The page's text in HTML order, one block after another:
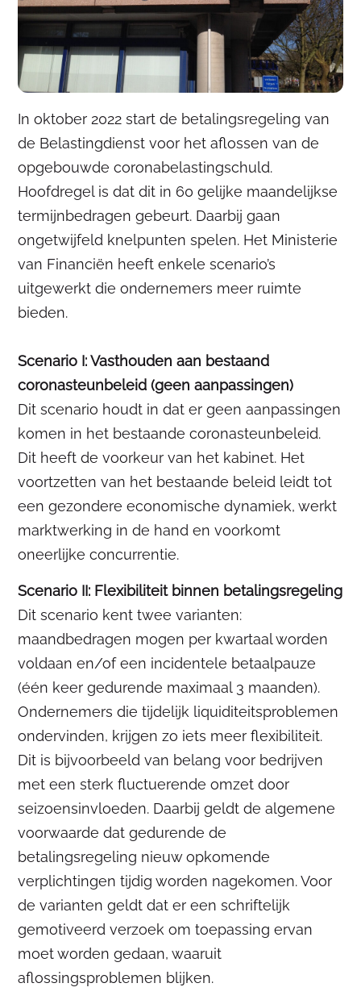
In oktober 2022 start de betalingsregeling van
de Belastingdienst voor het aflossen van de
opgebouwde coronabelastingschuld.
Hoofdregel is dat dit in 60 gelijke maandelijkse
termijnbedragen gebeurt. Daarbij gaan
ongetwijfeld knelpunten spelen. Het Ministerie
van Financiën heeft enkele scenario’s
uitgewerkt die ondernemers meer ruimte
bieden.
Scenario I: Vasthouden aan bestaand
coronasteunbeleid (geen aanpassingen)
Dit scenario houdt in dat er geen aanpassingen
komen in het bestaande coronasteunbeleid.
Dit heeft de voorkeur van het kabinet. Het
voortzetten van het bestaande beleid leidt tot
een gezondere economische dynamiek, werkt
marktwerking in de hand en voorkomt
oneerlijke concurrentie.
Scenario II: Flexibiliteit binnen betalingsregeling
Dit scenario kent twee varianten:
maandbedragen mogen per kwartaal worden
voldaan en/of een incidentele betaalpauze
(één keer gedurende maximaal 3 maanden).
Ondernemers die tijdelijk liquiditeitsproblemen
ondervinden, krijgen zo iets meer flexibiliteit.
Dit is bijvoorbeeld van belang voor bedrijven
met een sterk fluctuerende omzet door
seizoensinvloeden. Daarbij geldt de algemene
voorwaarde dat gedurende de
betalingsregeling nieuw opkomende
verplichtingen tijdig worden nagekomen. Voor
de varianten geldt dat er een schriftelijk
gemotiveerd verzoek om toepassing ervan
moet worden gedaan, waaruit
aflossingsproblemen blijken.